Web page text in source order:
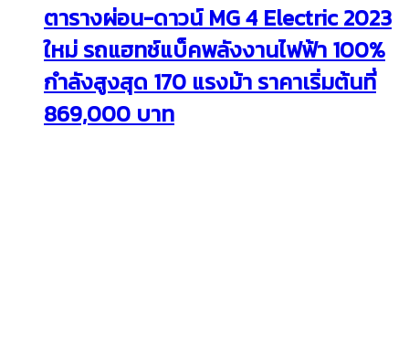
ตารางผ่อน-ดาวน์ MG 4 Electric 2023
ใหม่ รถแฮทช์แบ็คพลังงานไฟฟ้า 100%
กำลังสูงสุด 170 แรงม้า ราคาเริ่มต้นที่
869,000 บาท